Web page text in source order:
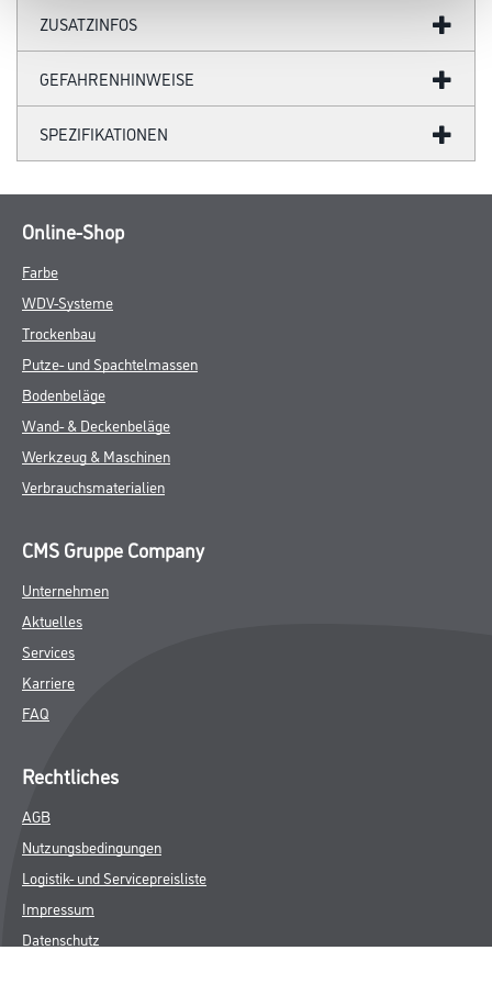
ZUSATZINFOS
GEFAHRENHINWEISE
SPEZIFIKATIONEN
Online-Shop
Farbe
WDV-Systeme
Trockenbau
Putze- und Spachtelmassen
Bodenbeläge
Wand- & Deckenbeläge
Werkzeug & Maschinen
Verbrauchsmaterialien
CMS Gruppe Company
Unternehmen
Aktuelles
Services
Karriere
FAQ
Rechtliches
AGB
Nutzungsbedingungen
Logistik- und Servicepreisliste
Impressum
Datenschutz